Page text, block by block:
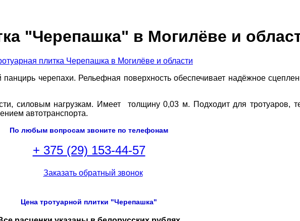
"Черепашка" в Могилёве и
черепахи. Рельефная поверхность обеспечивает надёжное
силовым нагрузкам. Имеет толщину 0,03 м. Подходит для тротуаров,
автотранспорта.
По любым вопросам звоните по телефонам
+ 375 (29) 153-44-57
Цена тротуарной плитки "Черепашка"